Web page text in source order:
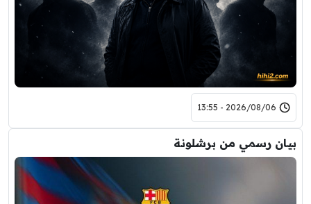
2026/08/06 - 13:55
بيان رسمي من برشلونة